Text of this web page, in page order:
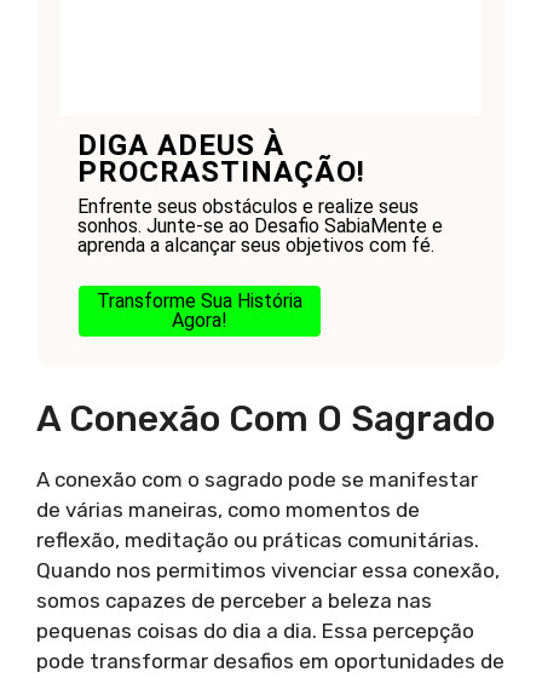
DIGA ADEUS À
PROCRASTINAÇÃO!
Enfrente seus obstáculos e realize seus
sonhos. Junte-se ao Desafio SabiaMente e
aprenda a alcançar seus objetivos com fé.
Transforme Sua História
Agora!
A Conexão Com O Sagrado
A conexão com o sagrado pode se manifestar
de várias maneiras, como momentos de
reflexão, meditação ou práticas comunitárias.
Quando nos permitimos vivenciar essa conexão,
somos capazes de perceber a beleza nas
pequenas coisas do dia a dia. Essa percepção
pode transformar desafios em oportunidades de